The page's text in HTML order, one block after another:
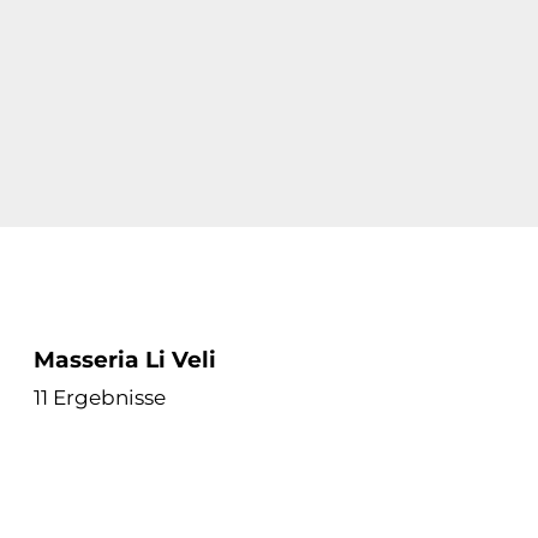
Masseria Li Veli
11 Ergebnisse